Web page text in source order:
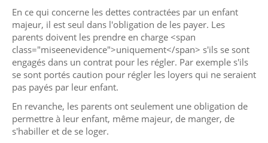
En ce qui concerne les dettes contractées par un enfant
majeur, il est seul dans l'obligation de les payer. Les
parents doivent les prendre en charge <span
class="miseenevidence">uniquement</span> s'ils se sont
engagés dans un contrat pour les régler. Par exemple s'ils
se sont portés caution pour régler les loyers qui ne seraient
pas payés par leur enfant.
En revanche, les parents ont seulement une obligation de
permettre à leur enfant, même majeur, de manger, de
s'habiller et de se loger.